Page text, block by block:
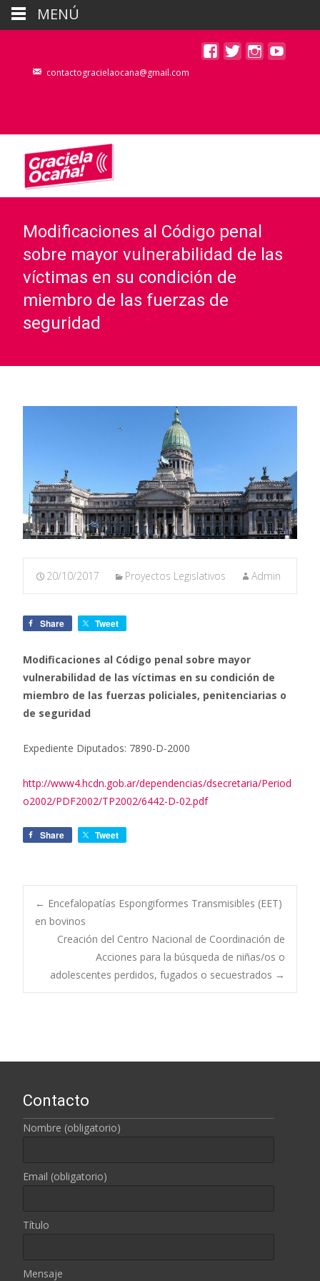
contactogracielaocana@gmail.com
Modificaciones al Código penal
sobre mayor vulnerabilidad de las
víctimas en su condición de
miembro de las fuerzas de
seguridad
20/10/2017 Proyectos Legislativos Admin
Share Tweet
Modificaciones al Código penal sobre mayor
vulnerabilidad de las víctimas en su condición de
miembro de las fuerzas policiales, penitenciarias o
de seguridad
Expediente Diputados: 7890-D-2000
http://www4.hcdn.gob.ar/dependencias/dsecretaria/Period
o2002/PDF2002/TP2002/6442-D-02.pdf
Share Tweet
Navegación de
entradas
← Encefalopatías Espongiformes Transmisibles (EET)
en bovinos
Creación del Centro Nacional de Coordinación de
Acciones para la búsqueda de niñas/os o
adolescentes perdidos, fugados o secuestrados →
Contacto
Nombre (obligatorio)
Email (obligatorio)
Título
Mensaje
MENÚ